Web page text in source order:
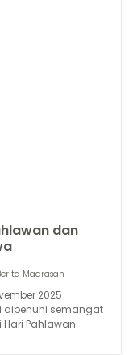
dan
Madrasah
2025
dipenuhi semangat
Pahlawan